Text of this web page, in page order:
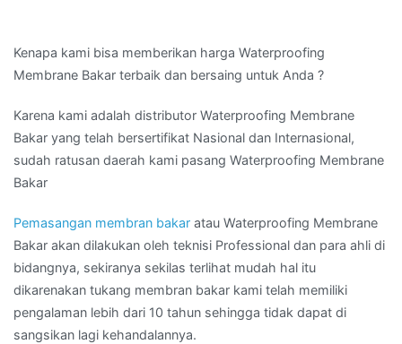
Kenapa kami bisa memberikan harga Waterproofing
Membrane Bakar terbaik dan bersaing untuk Anda ?
Karena kami adalah distributor Waterproofing Membrane
Bakar yang telah bersertifikat Nasional dan Internasional,
sudah ratusan daerah kami pasang Waterproofing Membrane
Bakar
Pemasangan membran bakar atau Waterproofing Membrane
Bakar akan dilakukan oleh teknisi Professional dan para ahli di
bidangnya, sekiranya sekilas terlihat mudah hal itu
dikarenakan tukang membran bakar kami telah memiliki
pengalaman lebih dari 10 tahun sehingga tidak dapat di
sangsikan lagi kehandalannya.